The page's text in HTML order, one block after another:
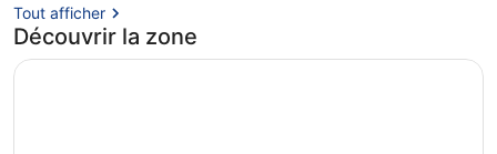
Tout afficher
Découvrir la zone